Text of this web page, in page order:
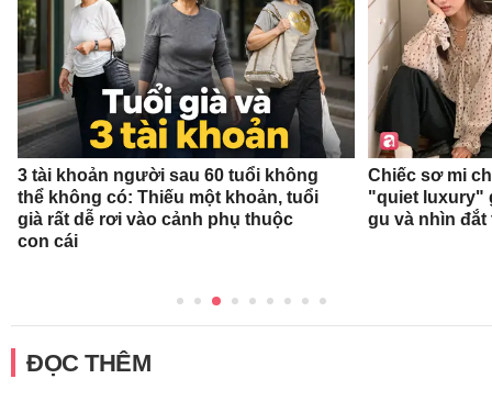
3 tài khoản người sau 60 tuổi không
thể không có: Thiếu một khoản, tuổi
già rất dễ rơi vào cảnh phụ thuộc
con cái
Chiếc sơ mi
"quiet luxury"
gu và nhìn
ĐỌC THÊM